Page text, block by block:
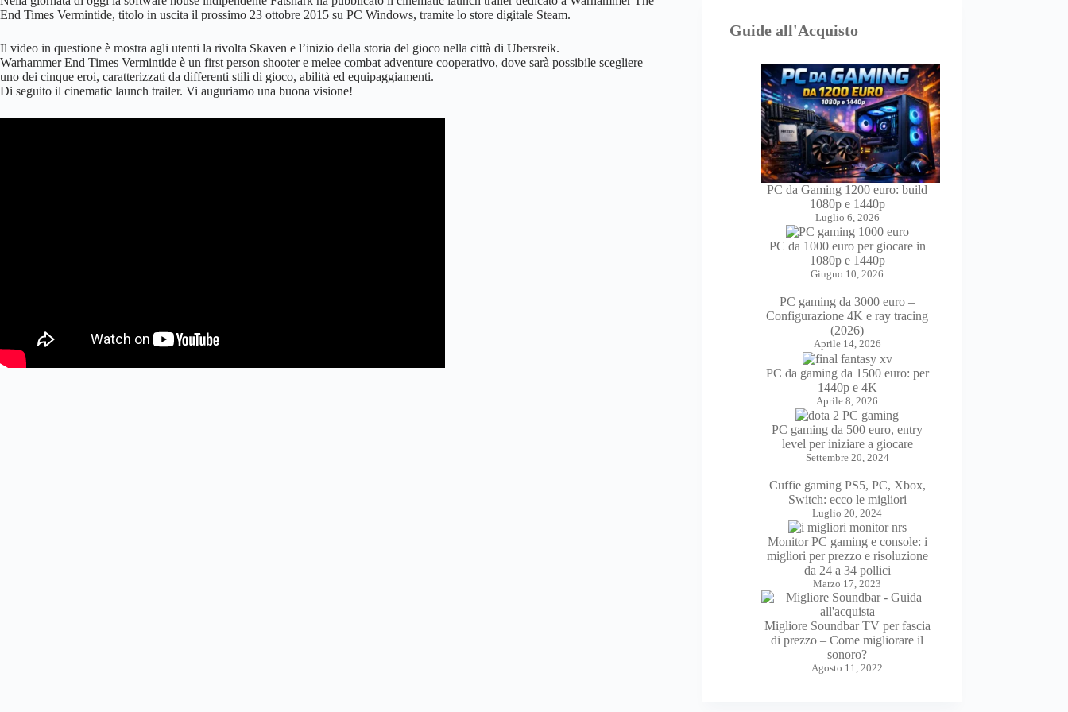
End Times Vermintide, titolo in uscita il prossimo 23 ottobre 2015 su PC Windows, tramite lo store digitale Steam.
Il video in questione è mostra agli utenti la rivolta Skaven e l’inizio della storia del gioco nella città di Ubersreik.
Warhammer End Times Vermintide è un first person shooter e melee combat adventure cooperativo, dove sarà possibile scegliere
uno dei cinque eroi, caratterizzati da differenti stili di gioco, abilità ed equipaggiamenti.
Di seguito il cinematic launch trailer. Vi auguriamo una buona visione!
Guide all'Acquisto
PC da Gaming 1200 euro: build
1080p e 1440p
Luglio 6, 2026
PC da 1000 euro per giocare in
1080p e 1440p
Giugno 10, 2026
PC gaming da 3000 euro –
Configurazione 4K e ray tracing
(2026)
Aprile 14, 2026
PC da gaming da 1500 euro: per
1440p e 4K
Aprile 8, 2026
PC gaming da 500 euro, entry
level per iniziare a giocare
Settembre 20, 2024
Cuffie gaming PS5, PC, Xbox,
Switch: ecco le migliori
Luglio 20, 2024
Monitor PC gaming e console: i
migliori per prezzo e risoluzione
da 24 a 34 pollici
Marzo 17, 2023
Migliore Soundbar TV per fascia
di prezzo – Come migliorare il
sonoro?
Agosto 11, 2022